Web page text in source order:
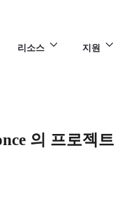
리소스 지원
의 프로젝트